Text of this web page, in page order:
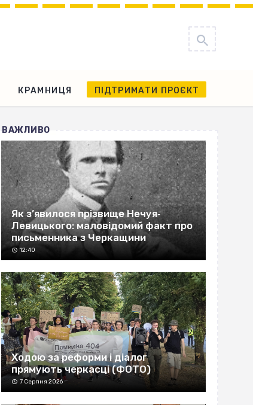
КРАМНИЦЯ ПІДТРИМАТИ ПРОЄКТ
ВАЖЛИВО
Як з’явилося прізвище Нечуя‐
Левицького: маловідомий факт про
письменника з Черкащини
12:40
Ходою за реформи і діалог
прямують черкасці (ФОТО)
7 Серпня 2026